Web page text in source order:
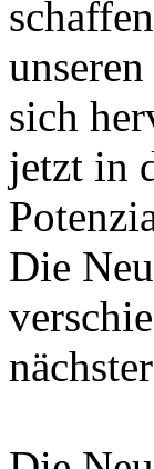
sich
jetzt in
Die